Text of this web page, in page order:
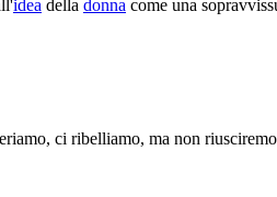
idea della donna come una
ci ribelliamo, ma non